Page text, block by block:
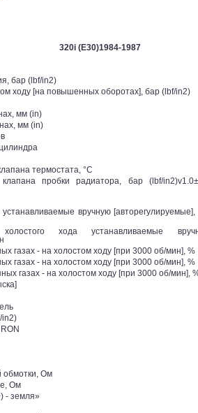
320i (E30)1984-1987
бар (lbf/in2)
ходу [на повышенных оборотах], бар (lbf/in2)
мм (in)
мм (in)
термостата, °C
пробки радиатора, бар (lbf/
вручную [авторегулируемые],
хода устанавливаемые
газах - на холостом ходу [при 3000 об/мин], %
газах - на холостом ходу [при 3000 об/мин], %
газах - на холостом ходу [при 3000 об/мин],
in2)
обмотки, Ом
Ом
- земля»